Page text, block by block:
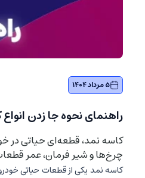
5 مرداد 1404
راهنمای نحوه جا زدن
کاسه نمد، قطعه‌ای حیاتی در
چرخ‌ها و شیر فرمان، عمر
کاسه نمد یکی از قطعات حیاتی